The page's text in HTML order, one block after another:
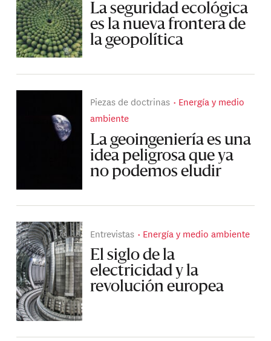
La seguridad ecológica
es la nueva frontera de
la geopolítica
Piezas de doctrinas
Energía y medio
ambiente
La geoingeniería es una
idea peligrosa que ya
no podemos eludir
Entrevistas Energía y medio ambiente
El siglo de la
electricidad y la
revolución europea